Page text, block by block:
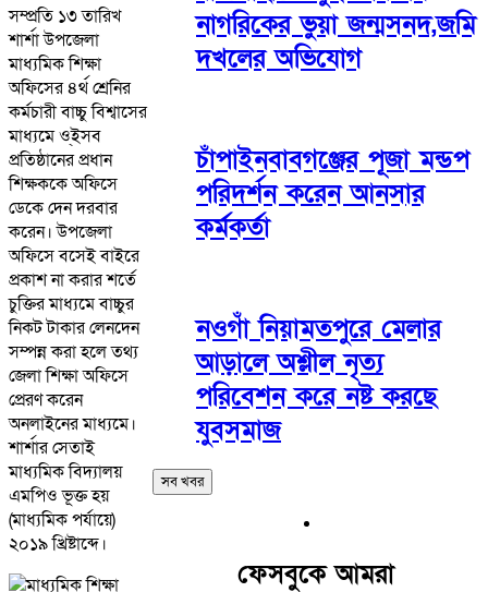
সম্প্রতি ১৩ তারিখ
শার্শা উপজেলা
মাধ্যমিক শিক্ষা
অফিসের ৪র্থ শ্রেনির
কর্মচারী বাচ্চু বিশ্বাসের
মাধ্যমে ও্ইসব
প্রতিষ্ঠানের প্রধান
শিক্ষককে অফিসে
ডেকে দেন দরবার
করেন। উপজেলা
অফিসে বসেই বাইরে
প্রকাশ না করার শর্তে
চুক্তির মাধ্যমে বাচ্চুর
নিকট টাকার লেনদেন
সম্পন্ন করা হলে তথ্য
জেলা শিক্ষা অফিসে
প্রেরণ করেন
অনলাইনের মাধ্যমে।
শার্শার সেতাই
মাধ্যমিক বিদ্যালয়
এমপিও ভূক্ত হয়
(মাধ্যমিক পর্যায়ে)
২০১৯ খ্রিষ্টাব্দে।
নাগরিকের ভুয়া জন্মসনদ,জমি
দখলের অভিযোগ
চাঁপাইনবাবগঞ্জের পূজা মন্ডপ
পরিদর্শন করেন আনসার
কর্মকর্তা
নওগাঁ নিয়ামতপুরে মেলার
আড়ালে অশ্লীল নৃত্য
পরিবেশন করে নষ্ট করছে
যুবসমাজ
সব খবর
ফেসবুকে আমরা